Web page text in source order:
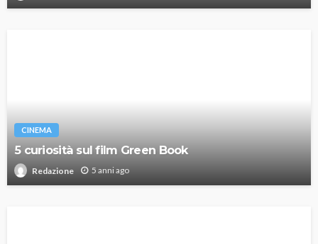
CINEMA
5 curiosità sul film Green Book
Redazione 5 anni ago